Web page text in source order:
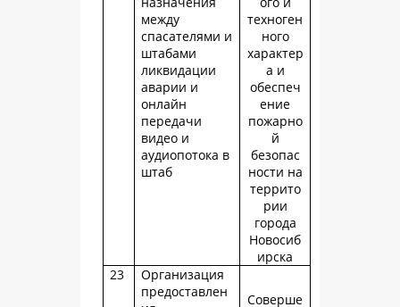
между
спасателями и
штабами
ликвидации
аварии и
онлайн
передачи
видео и
аудиопотока в
штаб
техноген
ного
характер
а и
обеспеч
ение
пожарно
й
безопас
ности на
террито
рии
города
Новосиб
ирска
23
Организация
предоставлен
Соверше